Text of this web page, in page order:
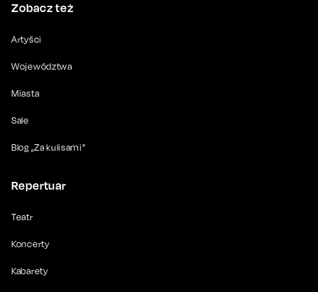
Zobacz też
Artyści
Województwa
Miasta
Sale
Blog „Za kulisami”
Repertuar
Teatr
Koncerty
Kabarety